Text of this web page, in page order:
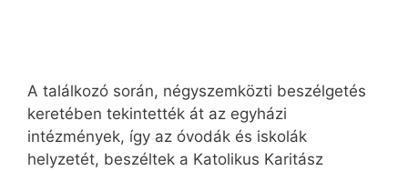
A találkozó során, négyszemközti beszélgetés
keretében tekintették át az egyházi
intézmények, így az óvodák és iskolák
helyzetét, beszéltek a Katolikus Karitász